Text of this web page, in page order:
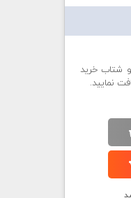
شتاب خرید
نمایید.